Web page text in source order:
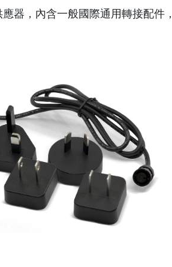
器，內含一般國際通用轉接配件，